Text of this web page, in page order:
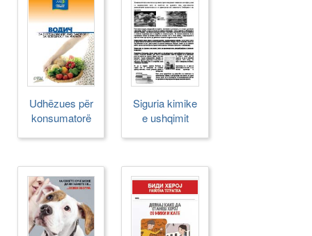
Udhëzues për
konsumatorë
Siguria kimike
e ushqimit